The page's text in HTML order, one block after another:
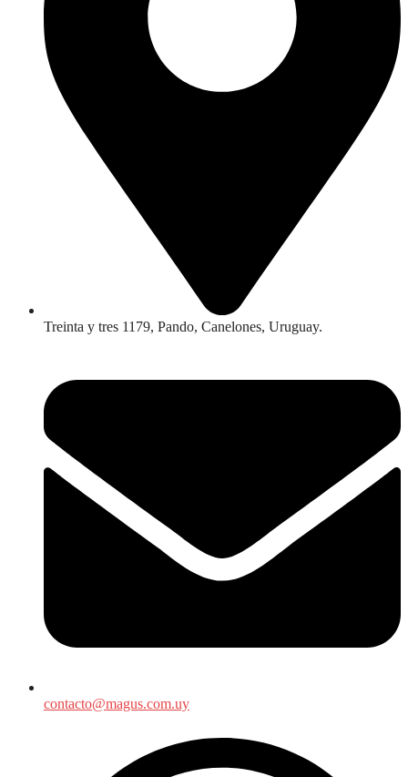
Treinta y tres 1179, Pando, Canelones, Uruguay.
contacto@magus.com.uy